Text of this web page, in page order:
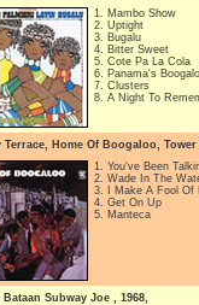
1. Mambo Show
2. Uptight
3. Bugalu
4. Bitter Sweet
5. Cote Pa La Cola
6. Panama's
7. Clusters
8. A Night To
Terrace, Home Of Boogaloo,
1. You've Been
2. Wade In The
3. I Make A Fool Of
4. Get On Up
5. Manteca
Bataan Subway Joe , 1968,